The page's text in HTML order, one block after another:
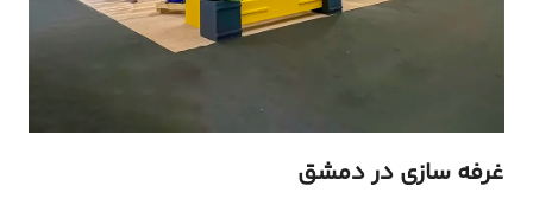
غرفه سازی در دمشق